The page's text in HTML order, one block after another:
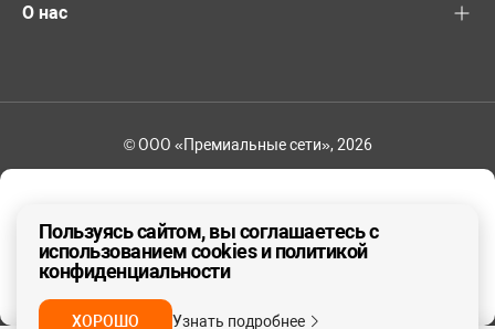
ДА, ВЕРНО
О нас
© ООО «Премиальные сети», 2026
Пользуясь сайтом, вы соглашаетесь с
использованием cookies и политикой
конфиденциальности
ХОРОШО Узнать подробнее